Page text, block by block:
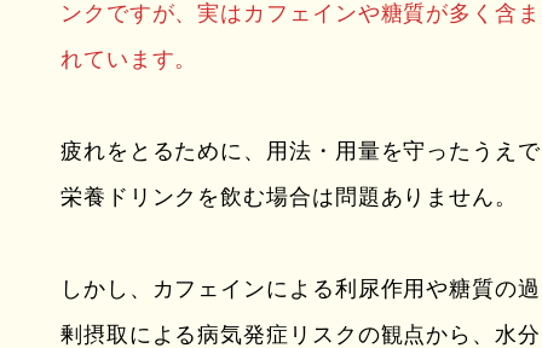
ンクですが、実はカフェインや糖質が多く含ま
れています。
疲れをとるために、用法・用量を守ったうえで
栄養ドリンクを飲む場合は問題ありません。
しかし、カフェインによる利尿作用や糖質の過
剰摂取による病気発症リスクの観点から、水分